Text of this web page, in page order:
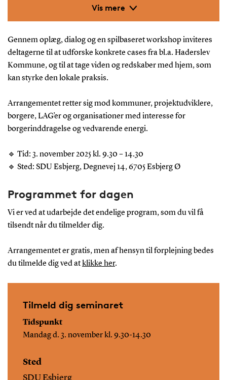
Vis mere
Projektet kortlægger erfaringer fra eksisterende
med særlig fokus på forskellige organisationsformer,
ressourcemobilisering samt de strukturelle
udfordringer, engagerede borgere oplever. Disse
indsigter kobles med erfaringer på området fra den
grundlag for nye perspektiver på, hvordan lokal
forankring af vedvarende energianlæg kan bidrage til
landdistriktsudvikling.
Du kan lære mere om projektet og se en video med
forskeren baglige her.
Gennem oplæg, dialog og en spilbaseret workshop inviteres
deltagerne til at udforske konkrete cases fra bl.a. Haderslev
Kommune, og til at tage viden og redskaber med hjem, som
kan styrke den lokale praksis.
Arrangementet retter sig mod kommuner, projektudviklere,
borgere, LAG’er og organisationer med interesse for
borgerinddragelse og vedvarende energi.
🔹 Tid: 3. november 2025 kl. 9.30 – 14.30
🔹 Sted: SDU Esbjerg, Degnevej 14, 6705 Esbjerg Ø
Programmet for dagen
Vi er ved at udarbejde det endelige program, som du vil få
tilsendt når du tilmelder dig.
Arrangementet er gratis, men af hensyn til forplejning bedes
du tilmelde dig ved atklikke her.
Tilmeld dig seminaret
Tidspunkt
Mandag d. 3. november kl. 9.30-14.30
Sted
SDU Esbjerg